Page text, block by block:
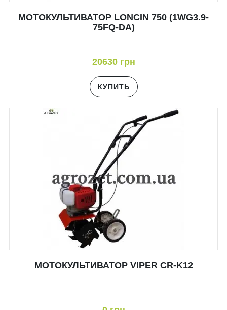
МОТОКУЛЬТИВАТОР LONCIN 750 (1WG3.9-
75FQ-DA)
20630 грн
КУПИТЬ
МОТОКУЛЬТИВАТОР VIPER CR-K12